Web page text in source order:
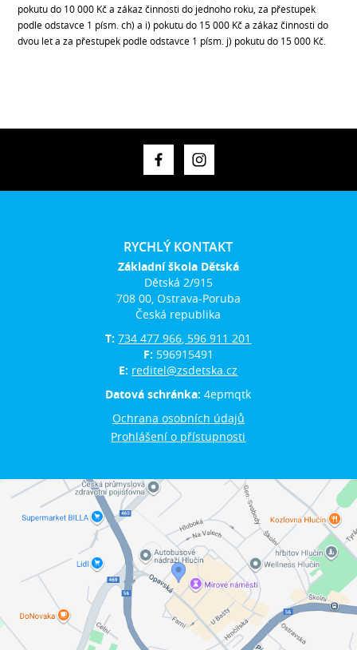
pokutu do 10 000 Kč a zákaz činnosti do jednoho roku, za přestupek
podle odstavce 1 písm. ch) a i) pokutu do 15 000 Kč a zákaz činnosti do
dvou let a za přestupek podle odstavce 1 písm. j) pokutu do 15 000 Kč.
RYCHLÝ KONTAKT
Základní škola Dětská
Dětská 2/915
708 00, Ostrava-Poruba
Česká republika
T:734 477 966, 596 911 201
F: 596915491
E: reditel@zsdetska.cz
Datová schránka:4epmqtk
Ochrana osobních údajů
Prohlášení o přístupnosti